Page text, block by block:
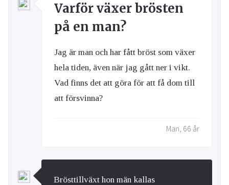
Varför växer brösten
på en man?
Jag är man och har fått bröst som växer
hela tiden, även när jag gått ner i vikt.
Vad finns det att göra för att få dom till
att försvinna?
Man, 66 år
Brösttillväxt hon män kallas